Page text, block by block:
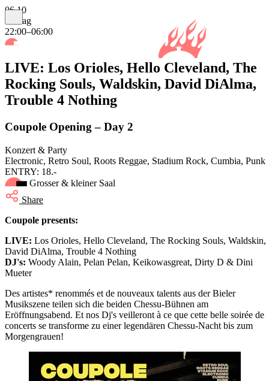
06.10
Freitag
22:00–06:00
LIVE: Los Orioles, Hello Cleveland, The
Rocking Souls, Waldskin, David DiAlma,
Trouble 4 Nothing
Coupole Opening – Day 2
Konzert & Party
Electronic, Retro Soul, Roots Reggae, Stadium Rock, Cumbia, Punk
ENTRY: 18.-
Grosser & kleiner Saal
Share
Coupole presents:
LIVE: Los Orioles, Hello Cleveland, The Rocking Souls, Waldskin,
David DiAlma, Trouble 4 Nothing
DJ's: Woody Alain, Pelan Pelan, Keikowasgreat, Dirty D & Dini
Mueter
Des artistes* renommés et de nouveaux talents aus der Bieler
Musikszene teilen sich die beiden Chessu-Bühnen am
Eröffnungsabend. Et nos Dj's veilleront à ce que cette belle soirée de
concerts se transforme zu einer legendären Chessu-Nacht bis zum
Morgengrauen!